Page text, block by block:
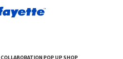
POP UP SHOP